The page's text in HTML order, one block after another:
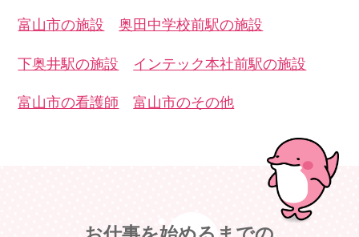
富山市の施設 奥田中学校前駅の施設
下奥井駅の施設 インテック本社前駅の施設
富山市の看護師 富山市のその他